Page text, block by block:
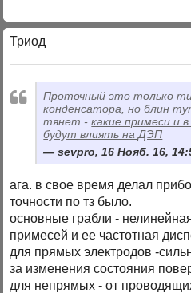
Триод
Проточный это только
конденсатора, но блин
тянет -какие примеси и
будут влиять на ДЭП
sevpro, 16 Нояб. 16,
ага. в свое время делал
точности по тз было.
основные грабли -
примесей и ее частотная
для прямых электродов -
за изменения состояния
для непрямых - от